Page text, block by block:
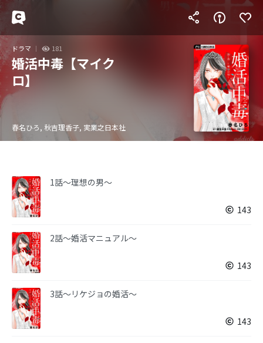
ドラマ 181
婚活中毒【マイク
ロ】
春名ひろ, 秋吉理香子, 実業之日本社
1話～理想の男～
143
2話～婚活マニュアル～
143
3話～リケジョの婚活～
143